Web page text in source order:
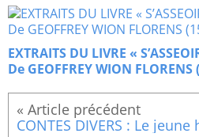
EXTRAITS DU LIVRE «
De GEOFFREY WION FLORENS